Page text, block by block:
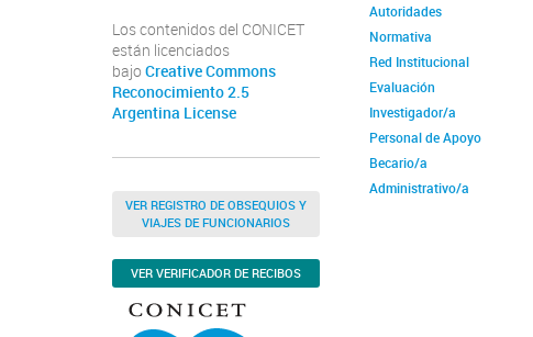
Los contenidos del CONICET
están licenciados
bajo Creative Commons
Reconocimiento 2.5
Argentina License
VER REGISTRO DE OBSEQUIOS Y
VIAJES DE FUNCIONARIOS
VER VERIFICADOR DE RECIBOS
Autoridades
Normativa
Red Institucional
Evaluación
Investigador/a
Personal de Apoyo
Becario/a
Administrativo/a